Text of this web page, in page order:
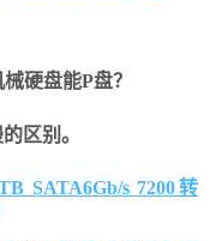
硬盘能P盘？
区别。
SATA6Gb/s 7200转